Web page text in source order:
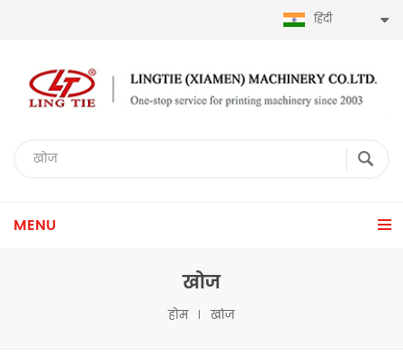
हिंदी
MENU
खोज
होम खोज